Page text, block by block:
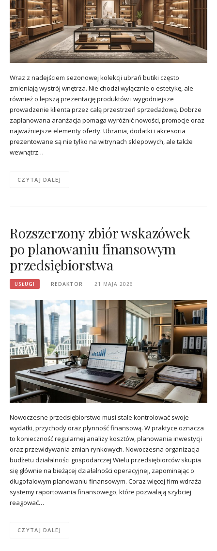
Wraz z nadejściem sezonowej kolekcji ubrań butiki często
zmieniają wystrój wnętrza. Nie chodzi wyłącznie o estetykę, ale
również o lepszą prezentację produktów i wygodniejsze
prowadzenie klienta przez całą przestrzeń sprzedażową. Dobrze
zaplanowana aranżacja pomaga wyróżnić nowości, promocje oraz
najważniejsze elementy oferty. Ubrania, dodatki i akcesoria
prezentowane są nie tylko na witrynach sklepowych, ale także
wewnątrz…
CZYTAJ DALEJ
Rozszerzony zbiór wskazówek
po planowaniu finansowym
przedsiębiorstwa
USŁUGI REDAKTOR 21 MAJA 2026
Nowoczesne przedsiębiorstwo musi stale kontrolować swoje
wydatki, przychody oraz płynność finansową. W praktyce oznacza
to konieczność regularnej analizy kosztów, planowania inwestycji
oraz przewidywania zmian rynkowych. Nowoczesna organizacja
budżetu działalności gospodarczej Wielu przedsiębiorców skupia
się głównie na bieżącej działalności operacyjnej, zapominając o
długofalowym planowaniu finansowym. Coraz więcej firm wdraża
systemy raportowania finansowego, które pozwalają szybciej
reagować…
CZYTAJ DALEJ